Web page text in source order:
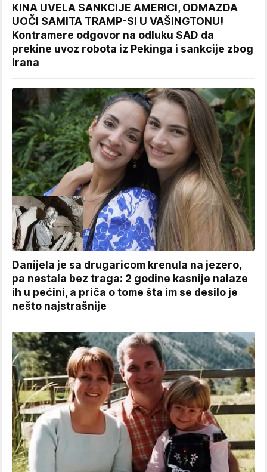
KINA UVELA SANKCIJE AMERICI, ODMAZDA
UOČI SAMITA TRAMP-SI U VAŠINGTONU!
Kontramere odgovor na odluku SAD da
prekine uvoz robota iz Pekinga i sankcije zbog
Irana
Danijela je sa drugaricom krenula na jezero,
pa nestala bez traga: 2 godine kasnije nalaze
ih u pećini, a priča o tome šta im se desilo je
nešto najstrašnije